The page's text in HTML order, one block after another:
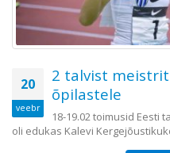
20
veebr
2 talvist
õpilastele
18-19.02 toimusid Eesti
oli edukas Kalevi